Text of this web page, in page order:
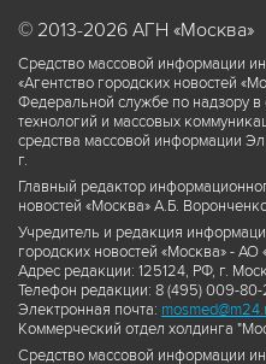
© 2013-2026 АГН «Москва»
Средство массовой информации
«Агентство городских новостей
Федеральной службе по надзору
технологий и массовых
средства массовой информации
г.
Главный редактор
новостей «Москва» А.Б.
Учредитель и редакция
городских новостей «Москва» -
Адрес редакции: 125124, РФ, г.
Телефон редакции: 8 (495) 009-
Электронная почта:
Коммерческий отдел холдинга
Средство массовой информации